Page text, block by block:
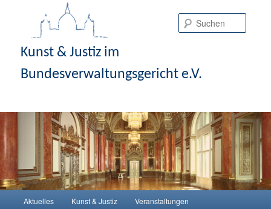
Kunst & Justiz im
Bundesverwaltungsgericht e.V.
Zum Inhalt wechseln
Zum sekundären Inhalt wechseln
Aktuelles Kunst & Justiz Veranstaltungen